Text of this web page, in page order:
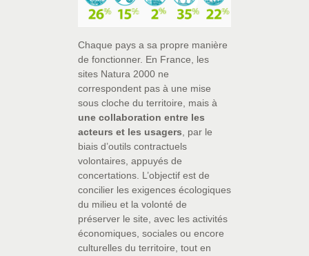
Chaque pays a sa propre manière
de fonctionner. En France, les
sites Natura 2000 ne
correspondent pas à une mise
sous cloche du territoire, mais à
une collaboration entre les
acteurs et les usagers , par le
biais d’outils contractuels
volontaires, appuyés de
concertations. L’objectif est de
concilier les exigences écologiques
du milieu et la volonté de
préserver le site, avec les activités
économiques, sociales ou encore
culturelles du territoire, tout en